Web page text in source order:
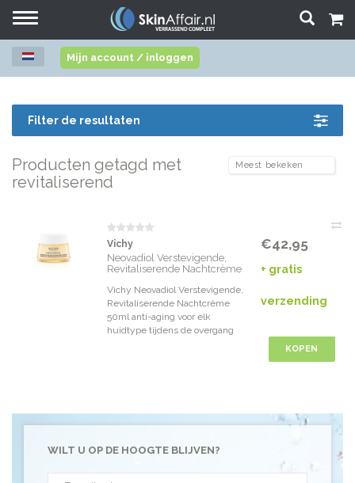
Toggle
Mijn account / inloggen
Filter de resultaten
Producten getagd met
revitaliserend
Vichy
Neovadiol Verstevigende,
Revitaliserende Nachtcrème
Vichy Neovadiol Verstevigende,
Revitaliserende Nachtcrème
50ml anti-aging voor elk
huidtype tijdens de overgang
€42,95
+ gratis
verzending
KOPEN
WILT U OP DE HOOGTE BLIJVEN?